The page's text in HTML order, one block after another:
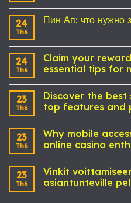
24
Th6
Пин Ап: что нужно
24
Th6
Claim your
essential tips for
23
Th6
Discover the best
top features and
23
Th6
Why mobile
online casino
23
Th6
Vinkit
asiantunteville